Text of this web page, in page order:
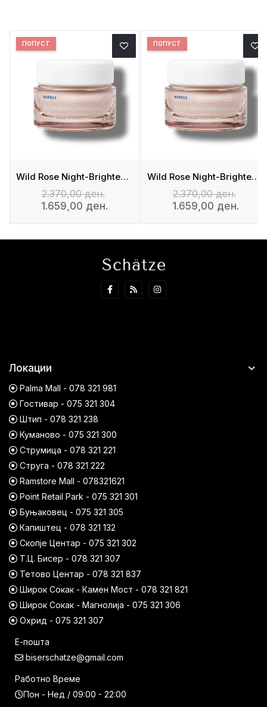
Wild Rose Night-Brightening Sleeping Facial
ПОПУСТ
2.370,00 ден.
1.659,00 ден.
Wild Rose Night-Brightening Sleeping Facial
ПОПУСТ
2.370,00 ден.
1.659,00 ден.
Локации
Palma Mall - 078 321 981
Гостивар - 075 321 304
Штип - 078 321 238
Куманово - 075 321 300
Струмица - 078 321 221
Струга - 078 321 222
Ramstore Mall - 078321621
Point Retail Park - 075 321 301
Буњаковец - 075 321 305
Капиштец - 078 321 132
Скопје Центар - 075 321 302
Т.Ц. Бисер - 078 321 307
Тетово Центар - 078 321 837
Широк Сокак - Камен Мост - 078 321 821
Широк Сокак - Магнолија - 075 321 306
Охрид - 075 321 307
Е-пошта
biserschatze@gmail.com
Работно Време
Пон - Нед / 09:00 - 22:00